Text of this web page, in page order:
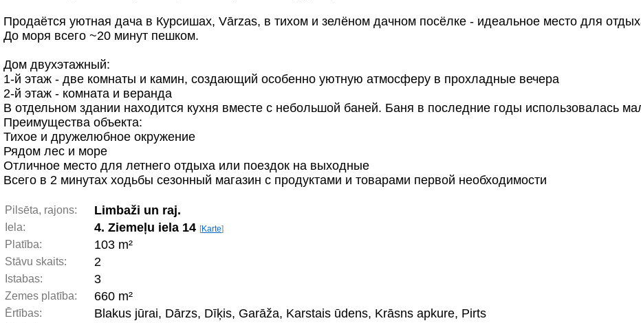
Продаётся уютная дача в Курсишах, Vārzas, в тихом и зелёном дачном посёлке - идеальное место для
До моря всего ~20 минут пешком.
Дом двухэтажный:
1-й этаж - две комнаты и камин, создающий особенно уютную атмосферу в прохладные вечера
2-й этаж - комната и веранда
В отдельном здании находится кухня вместе с небольшой баней. Баня в последние годы использовалась
Преимущества объекта:
Тихое и дружелюбное окружение
Рядом лес и море
Отличное место для летнего отдыха или поездок на выходные
Всего в 2 минутах ходьбы сезонный магазин с продуктами и товарами первой необходимости
Pilsēta, rajons: Limbaži un raj.
Iela: 4. Ziemeļu iela 14 [Karte]
Platība: 103 m²
Stāvu skaits: 2
Istabas: 3
Zemes platība: 660 m²
Ērtības: Blakus jūrai, Dārzs, Dīķis, Garāža, Karstais ūdens, Krāsns apkure, Pirts